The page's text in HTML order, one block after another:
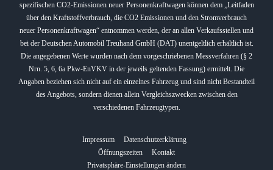
spezifischen CO2-Emissionen neuer Personenkraftwagen können dem „Leitfaden
über den Kraftstoffverbrauch, die CO2 Emissionen und den Stromverbrauch
neuer Personenkraftwagen“ entnommen werden, der an allen Verkaufsstellen und
bei der Deutschen Automobil Treuhand GmbH (DAT) unentgeltlich erhältlich ist.
Die angegebenen Werte wurden nach dem vorgeschriebenen Messverfahren (§ 2
Nrn. 5, 6, 6a Pkw-EnVKV in der jeweils geltenden Fassung) ermittelt. Die
Angaben beziehen sich nicht auf ein einzelnes Fahrzeug und sind nicht Bestandteil
des Angebots, sondern dienen allein Vergleichszwecken zwischen den
verschiedenen Fahrzeugtypen.
Impressum
Datenschutzerklärung
Öffnungszeiten
Kontakt
Privatsphäre-Einstellungen ändern